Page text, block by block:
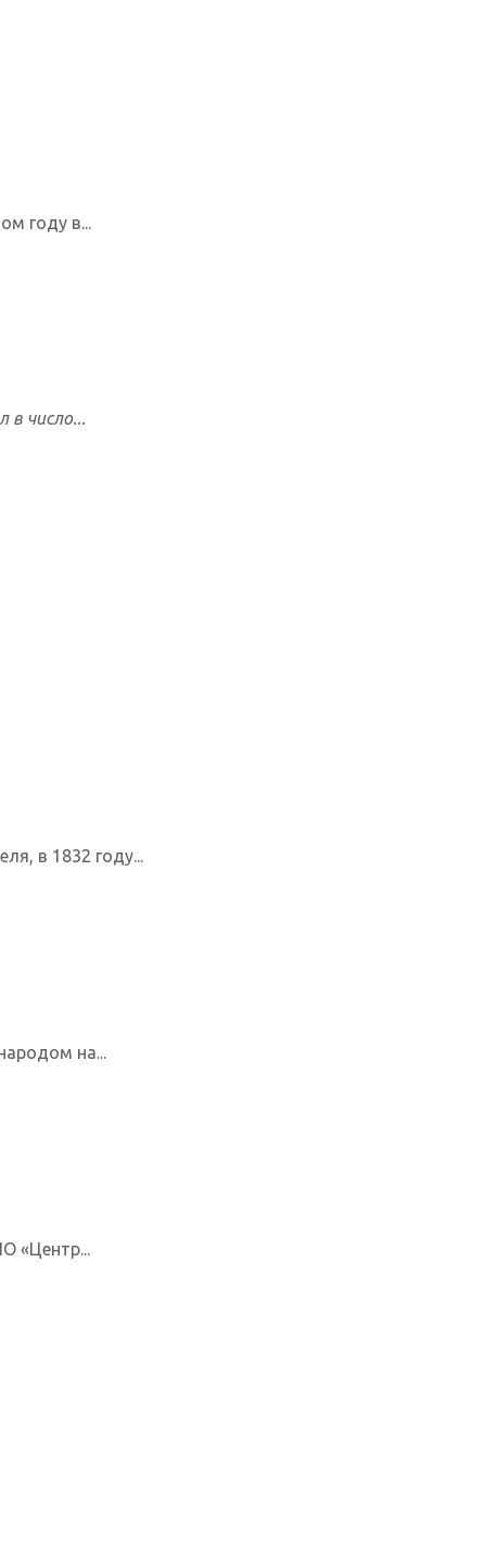
году в...
в число...
в 1832 году...
на...
«Центр...